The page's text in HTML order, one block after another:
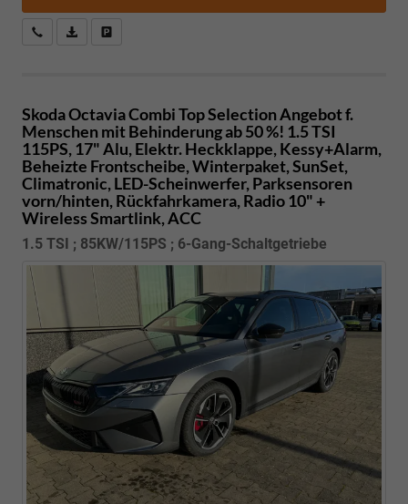
Kostenloser Rückruf-Service
PDF-Datei, Fahrzeugexposé drucken
Skoda Octavia CombiTop Selection Angebot f.
Menschen mit Behinderung ab 50 %! 1.5 TSI
115PS, 17" Alu, Elektr. Heckklappe, Kessy+Alarm,
Beheizte Frontscheibe, Winterpaket, SunSet,
Climatronic, LED-Scheinwerfer, Parksensoren
vorn/hinten, Rückfahrkamera, Radio 10" +
Wireless Smartlink, ACC
1.5 TSI ; 85KW/115PS ; 6-Gang-Schaltgetriebe